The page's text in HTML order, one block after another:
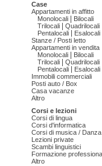
Case
Appartamenti in affitto
Monolocali
Bilocali
Trilocali
Quadrilocali
Pentalocali
Esalocali
Stanze / Posti letto
Appartamenti in vendita
Monolocali
Bilocali
Trilocali
Quadrilocali
Pentalocali
Esalocali
Immobili commerciali
Posti auto / Box
Casa vacanze
Altro
Corsi e lezioni
Corsi di lingua
Corsi d'informatica
Corsi di musica /
Lezioni private
Scambi linguistici
Formazione
Altro